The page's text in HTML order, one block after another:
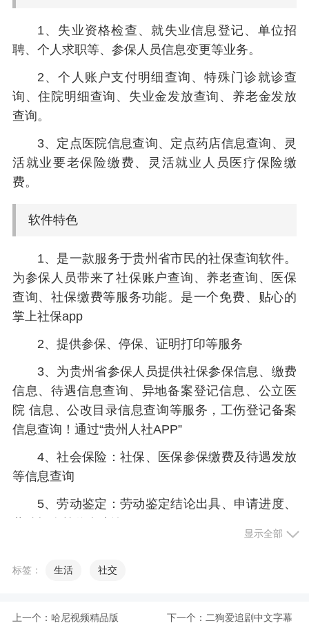
1、失业资格检查、就失业信息登记、单位招
聘、个人求职等、参保人员信息变更等业务。
2、个人账户支付明细查询、特殊门诊就诊查
询、住院明细查询、失业金发放查询、养老金发放
查询。
3、定点医院信息查询、定点药店信息查询、灵
活就业要老保险缴费、灵活就业人员医疗保险缴
费。
软件特色
1、是一款服务于贵州省市民的社保查询软件。
为参保人员带来了社保账户查询、养老查询、医保
查询、社保缴费等服务功能。是一个免费、贴心的
掌上社保app
2、提供参保、停保、证明打印等服务
3、为贵州省参保人员提供社保参保信息、缴费
信息、待遇信息查询、异地备案登记信息、公立医
院 信息、公改目录信息查询等服务，工伤登记备案
信息查询！通过“贵州人社APP”
4、社会保险：社保、医保参保缴费及待遇发放
等信息查询
5、劳动鉴定：劳动鉴定结论出具、申请进度、
直接在线上办理事务即可，省去了去政府大厅排队
显示全部
标签： 生活 社交
上一个： 哈尼视频精品版 下一个： 二狗爱追剧中文字幕